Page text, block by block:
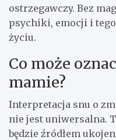
ostrzegawczy. Bez
psychiki, emocji i
życiu.
Co może
mamie?
Interpretacja snu o
nie jest uniwersalna.
będzie źródłem